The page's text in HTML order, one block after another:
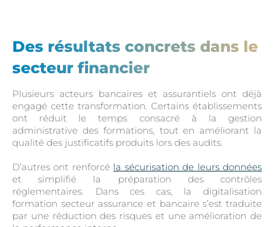
Des résultats concrets dans le
secteur financier
Plusieurs acteurs bancaires et assurantiels ont déjà
engagé cette transformation. Certains établissements
ont réduit le temps consacré à la gestion
administrative des formations, tout en améliorant la
qualité des justificatifs produits lors des audits.
D’autres ont renforcé la sécurisation de leurs données
et simplifié la préparation des contrôles
réglementaires. Dans ces cas, la digitalisation
formation secteur assurance et bancaire s’est traduite
par une réduction des risques et une amélioration de